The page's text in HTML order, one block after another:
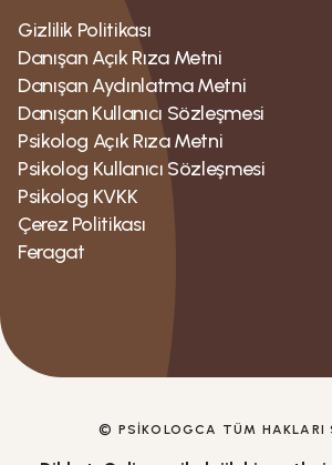
Gizlilik Politikası
Danışan Açık Rıza Metni
Danışan Aydınlatma Metni
Danışan Kullanıcı Sözleşmesi
Psikolog Açık Rıza Metni
Psikolog Kullanıcı Sözleşmesi
Psikolog KVKK
Çerez Politikası
Feragat
© PSIKOLOGCA TÜM HAKLARI